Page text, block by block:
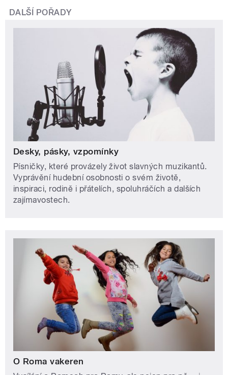
DALŠÍ POŘADY
Desky, pásky, vzpomínky
Písničky, které provázely život slavných muzikantů.
Vyprávění hudební osobnosti o svém životě,
inspiraci, rodině i přátelích, spoluhráčích a dalších
zajímavostech.
O Roma vakeren